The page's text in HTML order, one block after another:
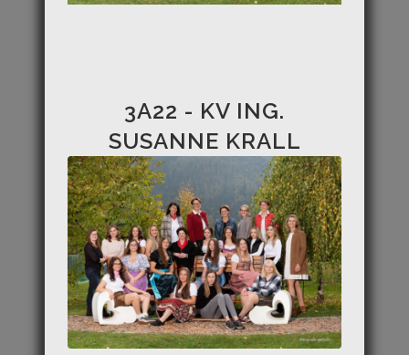
3A22 - KV ING.
SUSANNE KRALL